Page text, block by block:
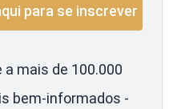
mais de 100.000
bem-informados -